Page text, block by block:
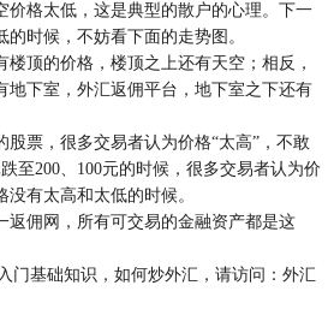
价格太低，这是典型的散户的心理。下一
时候，不妨看下面的走势图。
顶的价格，楼顶之上还有天空；相反，
地下室，外汇返佣平台，地下室之下还有
票，很多交易者认为价格“太高”，不敢
至200、100元的时候，很多交易者认为价
有太高和太低的时候。
佣网，所有可交易的金融资产都是这
基础知识，如何炒外汇，请访问：外汇